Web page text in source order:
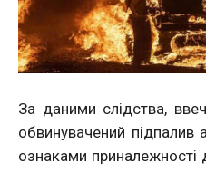
За даними слідства,
обвинувачений підпалив
ознаками приналежності